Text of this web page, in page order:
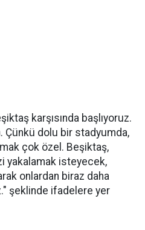
karşısında başlıyoruz.
Çünkü dolu bir stadyumda,
çok özel. Beşiktaş,
yakalamak isteyecek,
onlardan biraz daha
şeklinde ifadelere yer